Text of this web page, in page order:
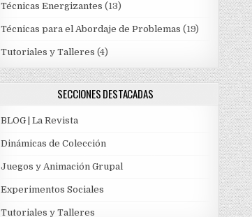
Técnicas Energizantes (13)
Técnicas para el Abordaje de Problemas (19)
Tutoriales y Talleres (4)
SECCIONES DESTACADAS
BLOG | La Revista
Dinámicas de Colección
Juegos y Animación Grupal
Experimentos Sociales
Tutoriales y Talleres